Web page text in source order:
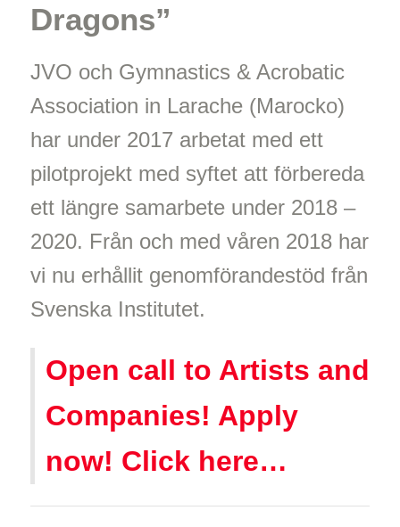
Dragons”
JVO och Gymnastics & Acrobatic
Association in Larache (Marocko)
har under 2017 arbetat med ett
pilotprojekt med syftet att förbereda
ett längre samarbete under 2018 –
2020. Från och med våren 2018 har
vi nu erhållit genomförandestöd från
Svenska Institutet.
Open call to Artists and
Companies! Apply
now! Click here…